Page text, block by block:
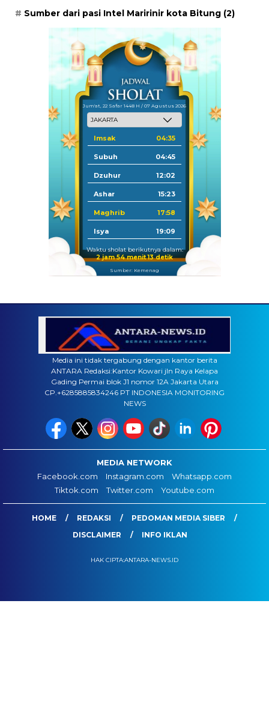
Sumber dari pasi Intel Maririnir kota Bitung (2)
Jum'at, 22 Safar 1448 H / 07 Agustus 2026
Imsak 04:35
Subuh 04:45
Dzuhur 12:02
Ashar 15:23
Maghrib 17:58
Isya 19:09
Waktu sholat berikutnya dalam:
2 jam 54 menit 12 detik
Sumber: Kemenag
Media ini tidak tergabung dengan kantor berita
ANTARA Redaksi:Kantor Kowari jln Raya Kelapa
Gading Permai blok J1 nomor 12A Jakarta Utara
CP.+6285885834246 PT INDONESIA MONITORING
NEWS
MEDIA NETWORK
Facebook.com
Instagram.com
Whatsapp.com
Tiktok.com
Twitter.com Youtube.com
HOME REDAKSI
PEDOMAN MEDIA SIBER
DISCLAIMER
INFO IKLAN
HAK CIPTA:ANTARA-NEWS.ID